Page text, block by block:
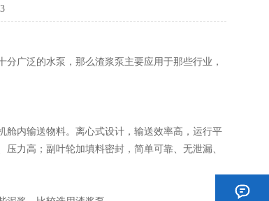
广泛的水泵，那么渣浆泵主要应用于那些行业，
内输送物料。离心式设计，输送效率高，运行平
力高；副叶轮加填料密封，简单可靠、无泄漏、